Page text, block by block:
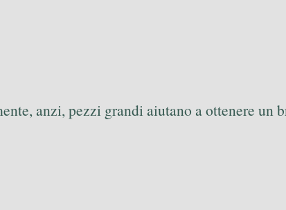
anzi, pezzi grandi aiutano a ottenere un